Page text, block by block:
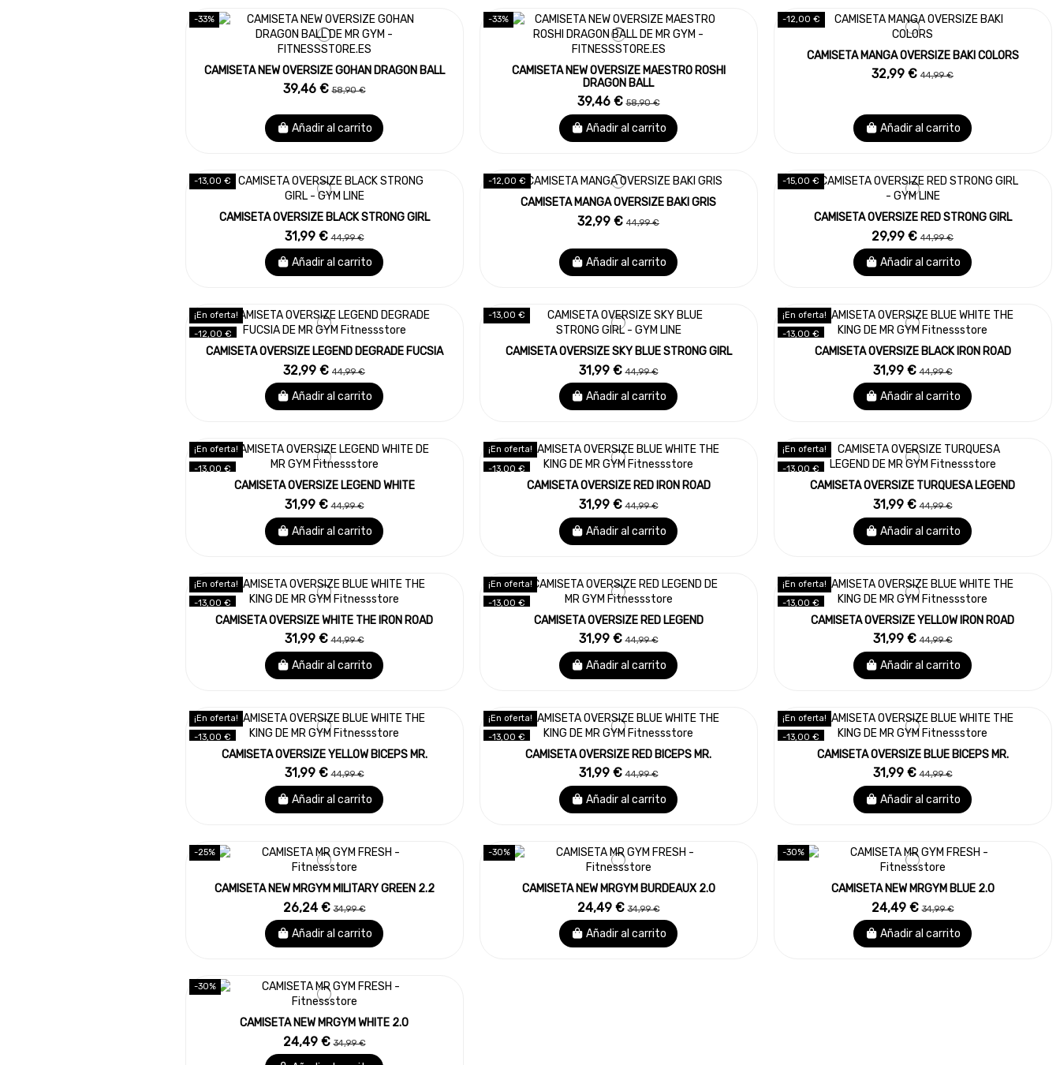
-33%
CAMISETA NEW OVERSIZE GOHAN DRAGON BALL
39,46 €58,90 €
Añadir al carrito
-33%
CAMISETA NEW OVERSIZE MAESTRO ROSHI
DRAGON BALL
39,46 €58,90 €
Añadir al carrito
-12,00 €
CAMISETA MANGA OVERSIZE BAKI COLORS
32,99 € 44,99 €
Añadir al carrito
-13,00 €
CAMISETA OVERSIZE BLACK STRONG GIRL
31,99 €44,99 €
Añadir al carrito
-12,00 €
CAMISETA MANGA OVERSIZE BAKI GRIS
32,99 € 44,99 €
Añadir al carrito
-15,00 €
CAMISETA OVERSIZE RED STRONG GIRL
29,99 € 44,99 €
Añadir al carrito
¡En oferta!
-12,00 €
CAMISETA OVERSIZE LEGEND DEGRADE FUCSIA
32,99 € 44,99 €
Añadir al carrito
-13,00 €
CAMISETA OVERSIZE SKY BLUE STRONG GIRL
31,99 €44,99 €
Añadir al carrito
¡En oferta!
-13,00 €
CAMISETA OVERSIZE BLACK IRON ROAD
31,99 €44,99 €
Añadir al carrito
¡En oferta!
-13,00 €
CAMISETA OVERSIZE LEGEND WHITE
31,99 €44,99 €
Añadir al carrito
¡En oferta!
-13,00 €
CAMISETA OVERSIZE RED IRON ROAD
31,99 €44,99 €
Añadir al carrito
¡En oferta!
-13,00 €
CAMISETA OVERSIZE TURQUESA LEGEND
31,99 €44,99 €
Añadir al carrito
¡En oferta!
-13,00 €
CAMISETA OVERSIZE WHITE THE IRON ROAD
31,99 €44,99 €
Añadir al carrito
¡En oferta!
-13,00 €
CAMISETA OVERSIZE RED LEGEND
31,99 €44,99 €
Añadir al carrito
¡En oferta!
-13,00 €
CAMISETA OVERSIZE YELLOW IRON ROAD
31,99 €44,99 €
Añadir al carrito
¡En oferta!
-13,00 €
CAMISETA OVERSIZE YELLOW BICEPS MR.
31,99 €44,99 €
Añadir al carrito
¡En oferta!
-13,00 €
CAMISETA OVERSIZE RED BICEPS MR.
31,99 €44,99 €
Añadir al carrito
¡En oferta!
-13,00 €
CAMISETA OVERSIZE BLUE BICEPS MR.
31,99 €44,99 €
Añadir al carrito
-25%
CAMISETA NEW MRGYM MILITARY GREEN 2.2
26,24 €34,99 €
Añadir al carrito
-30%
CAMISETA NEW MRGYM BURDEAUX 2.0
24,49 €34,99 €
Añadir al carrito
-30%
CAMISETA NEW MRGYM BLUE 2.0
24,49 €34,99 €
Añadir al carrito
-30%
CAMISETA NEW MRGYM WHITE 2.0
24,49 €34,99 €